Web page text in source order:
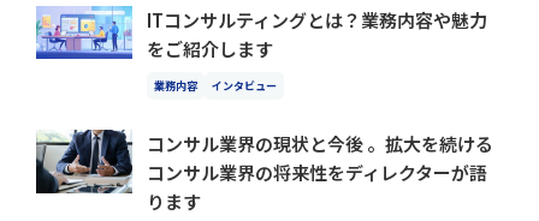
ITコンサルティングとは？業務内容や魅力
をご紹介します
業務内容 インタビュー
コンサル業界の現状と今後 。拡大を続ける
コンサル業界の将来性をディレクターが語
ります